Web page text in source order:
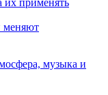
меняют
музыка и